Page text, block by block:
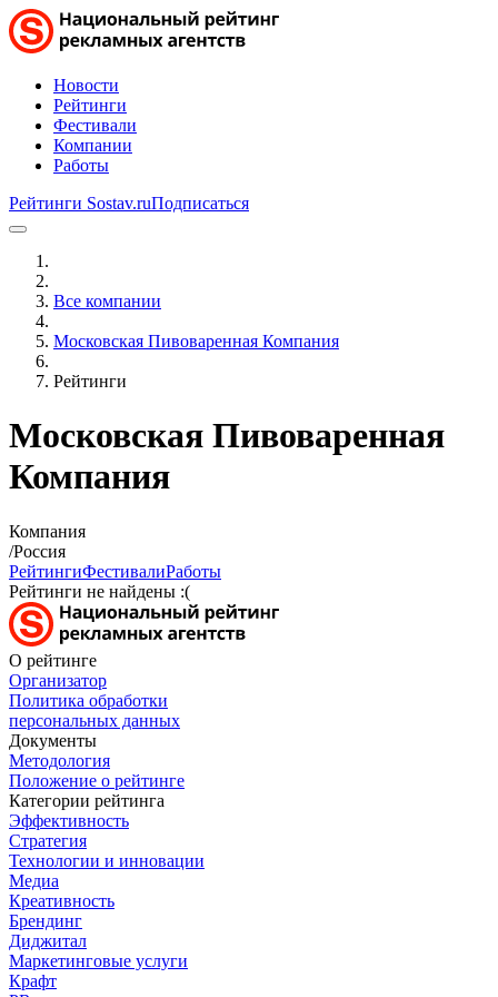
Новости
Рейтинги
Фестивали
Компании
Работы
Рейтинги Sostav.ruПодписаться
Все компании
Московская Пивоваренная Компания
Рейтинги
Московская Пивоваренная
Компания
Компания
/Россия
РейтингиФестивалиРаботы
Рейтинги не найдены :(
О рейтинге
Организатор
Политика обработки
персональных данных
Документы
Методология
Положение о рейтинге
Категории рейтинга
Эффективность
Стратегия
Технологии и инновации
Медиа
Креативность
Брендинг
Диджитал
Маркетинговые услуги
Крафт